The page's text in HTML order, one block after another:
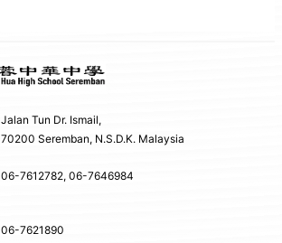
Jalan Tun Dr. Ismail,
70200 Seremban, N.S.D.K. Malaysia
06-7612782, 06-7646984
06-7621890